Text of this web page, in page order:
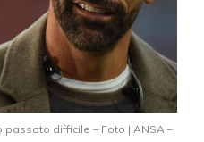
difficile – Foto | ANSA –